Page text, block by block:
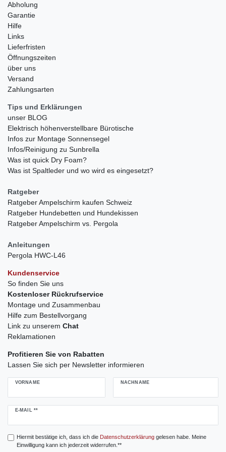
Abholung
Garantie
Hilfe
Links
Lieferfristen
Öffnungszeiten
über uns
Versand
Zahlungsarten
Tips und Erklärungen
unser BLOG
Elektrisch höhenverstellbare Bürotische
Infos zur Montage Sonnensegel
Infos/Reinigung zu Sunbrella
Was ist quick Dry Foam?
Was ist Spaltleder und wo wird es eingesetzt?
Ratgeber
Ratgeber Ampelschirm kaufen Schweiz
Ratgeber Hundebetten und Hundekissen
Ratgeber Ampelschirm vs. Pergola
Anleitungen
Pergola HWC-L46
Kundenservice
So finden Sie uns
Kostenloser Rückrufservice
Montage und Zusammenbau
Hilfe zum Bestellvorgang
Link zu unserem Chat
Reklamationen
Profitieren Sie von Rabatten
Lassen Sie sich per Newsletter informieren
VORNAME NACHNAME
E-MAIL **
Newsletter
Hiermit bestätige ich, dass ich die Daten­schutz­erklärunggelesen habe. Meine
Einwilligung kann ich jederzeit widerrufen.**